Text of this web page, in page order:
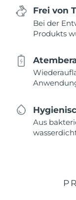
Frei von
Bei der
Produkts
Aus